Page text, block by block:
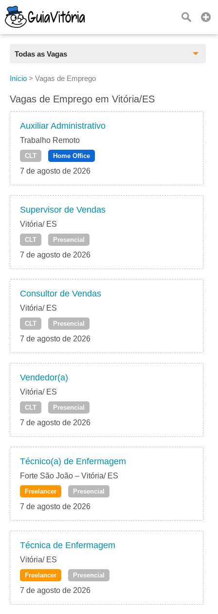
Todas as Vagas
Todas as Vagas
CLT
Freelancer
PJ
Início > Vagas de Emprego
Vagas de Emprego em Vitória/ES
Auxiliar Administrativo
Trabalho Remoto
CLT Home Office
7 de agosto de 2026
Supervisor de Vendas
Vitória/ ES
CLT Presencial
7 de agosto de 2026
Consultor de Vendas
Vitória/ ES
CLT Presencial
7 de agosto de 2026
Vendedor(a)
Vitória/ ES
CLT Presencial
7 de agosto de 2026
Técnico(a) de Enfermagem
Forte São João – Vitória/ ES
Freelancer Presencial
7 de agosto de 2026
Técnica de Enfermagem
Vitória/ ES
Freelancer Presencial
7 de agosto de 2026